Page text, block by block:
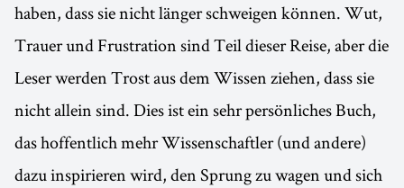
haben, dass sie nicht länger schweigen können. Wut,
Trauer und Frustration sind Teil dieser Reise, aber die
Leser werden Trost aus dem Wissen ziehen, dass sie
nicht allein sind. Dies ist ein sehr persönliches Buch,
das hoffentlich mehr Wissenschaftler (und andere)
dazu inspirieren wird, den Sprung zu wagen und sich